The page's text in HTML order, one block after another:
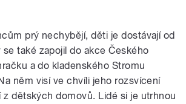
prý nechybějí, děti je dostávají od
také zapojil do akce Českého
a do kladenského Stromu
něm visí ve chvíli jeho rozsvícení
z dětských domovů. Lidé si je utrhnou